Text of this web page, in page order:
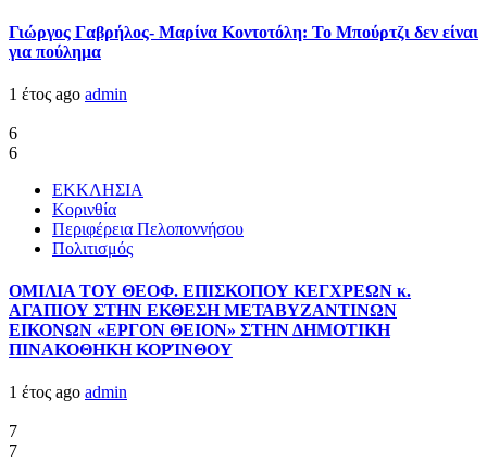
Γιώργος Γαβρήλος- Μαρίνα Κοντοτόλη: Το Μπούρτζι δεν είναι
για πούλημα
1 έτος ago admin
6
6
ΕΚΚΛΗΣΙΑ
Κορινθία
Περιφέρεια Πελοποννήσου
Πολιτισμός
ΟΜΙΛΙΑ ΤΟΥ ΘΕΟΦ. ΕΠΙΣΚΟΠΟΥ ΚΕΓΧΡΕΩΝ κ.
ΑΓΑΠΙΟΥ ΣΤΗΝ ΕΚΘΕΣΗ ΜΕΤΑΒΥΖΑΝΤΙΝΩΝ
ΕΙΚΟΝΩΝ «ΕΡΓΟΝ ΘΕΙΟΝ» ΣΤΗΝ ΔΗΜΟΤΙΚΗ
ΠΙΝΑΚΟΘΗΚΗ ΚΟΡΊΝΘΟΥ
1 έτος ago admin
7
7